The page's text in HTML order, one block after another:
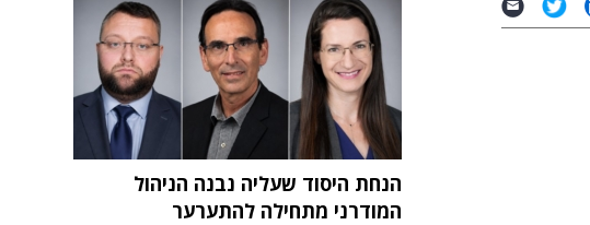
הנחת היסוד שעליה נבנה הניהול
המודרני מתחילה להתערער